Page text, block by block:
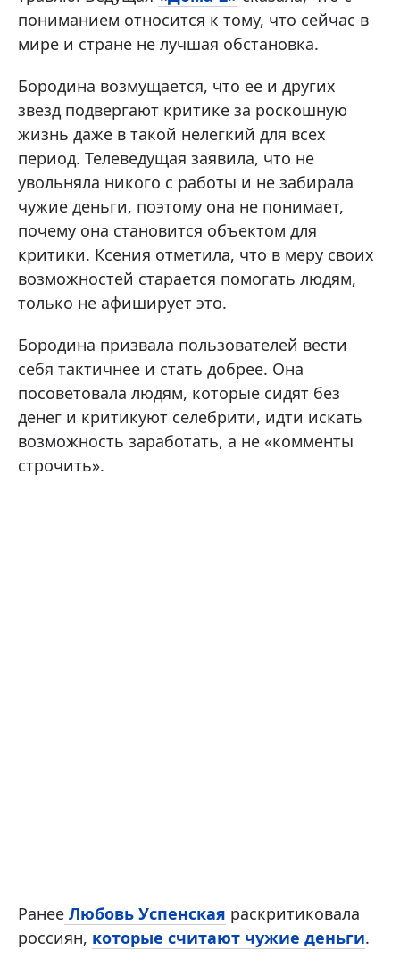
пониманием относится к тому, что сейчас в
мире и стране не лучшая обстановка.
Бородина возмущается, что ее и других
звезд подвергают критике за роскошную
жизнь даже в такой нелегкий для всех
период. Телеведущая заявила, что не
увольняла никого с работы и не забирала
чужие деньги, поэтому она не понимает,
почему она становится объектом для
критики. Ксения отметила, что в меру своих
возможностей старается помогать людям,
только не афиширует это.
Бородина призвала пользователей вести
себя тактичнее и стать добрее. Она
посоветовала людям, которые сидят без
денег и критикуют селебрити, идти искать
возможность заработать, а не «комменты
строчить».
Ранее Любовь Успенская раскритиковала
россиян, которые считают чужие деньги.